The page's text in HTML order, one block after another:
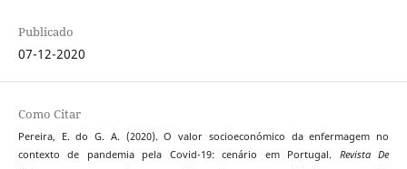
Publicado
07-12-2020
Como Citar
Pereira, E. do G. A. (2020). O valor socioeconómico da enfermagem no
contexto de pandemia pela Covid-19: cenário em Portugal. Revista De